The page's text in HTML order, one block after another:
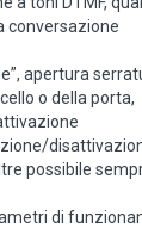
conversazione
apertura
o della porta,
possibile
di